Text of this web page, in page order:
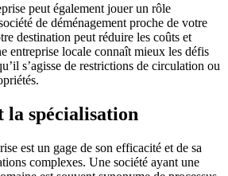
peut également jouer un rôle
de déménagement proche de votre
destination peut réduire les coûts et
entreprise locale connaît mieux les défis
s’agisse de restrictions de circulation ou
la spécialisation
est un gage de son efficacité et de sa
complexes. Une société ayant une